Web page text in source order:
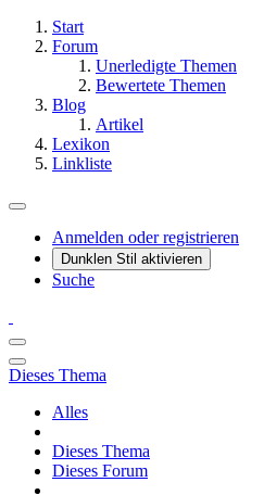
Start
Forum
Unerledigte Themen
Bewertete Themen
Blog
Artikel
Lexikon
Linkliste
Anmelden oder registrieren
Dunklen Stil aktivieren
Suche
Dieses Thema
Alles
Dieses Thema
Dieses Forum